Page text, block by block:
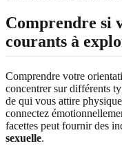
Comprendre si
courants à
Comprendre votre
concentrer sur différents
de qui vous attire
connectez
facettes peut fournir des
sexuelle.